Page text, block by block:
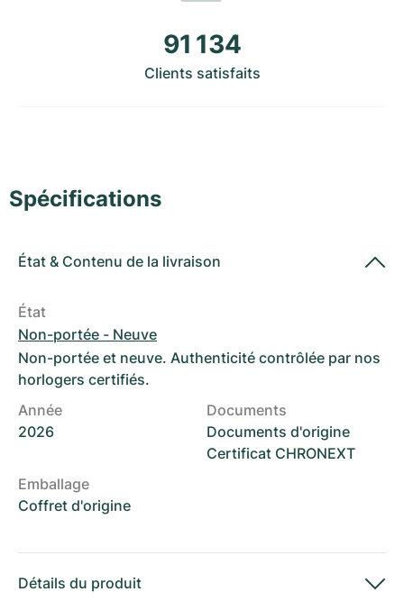
91 134
Clients satisfaits
Spécifications
État & Contenu de la livraison
État
Non-portée - Neuve
Non-portée et neuve. Authenticité contrôlée par nos
horlogers certifiés.
Année
2026
Documents
Documents d'origine
Certificat CHRONEXT
Emballage
Coffret d'origine
Détails du produit